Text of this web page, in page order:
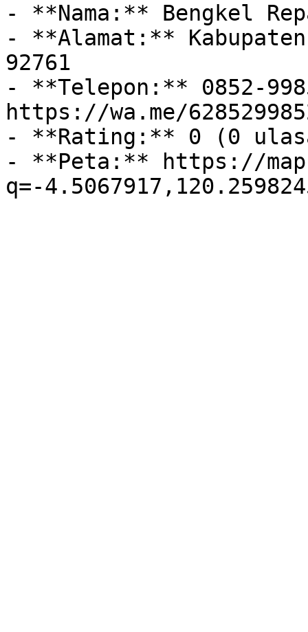
- **Nama:** Bengkel
- **Alamat:**
92761
- **Telepon:** 0852-
https://wa.me/
- **Rating:** 0 (0
- **Peta:** https://